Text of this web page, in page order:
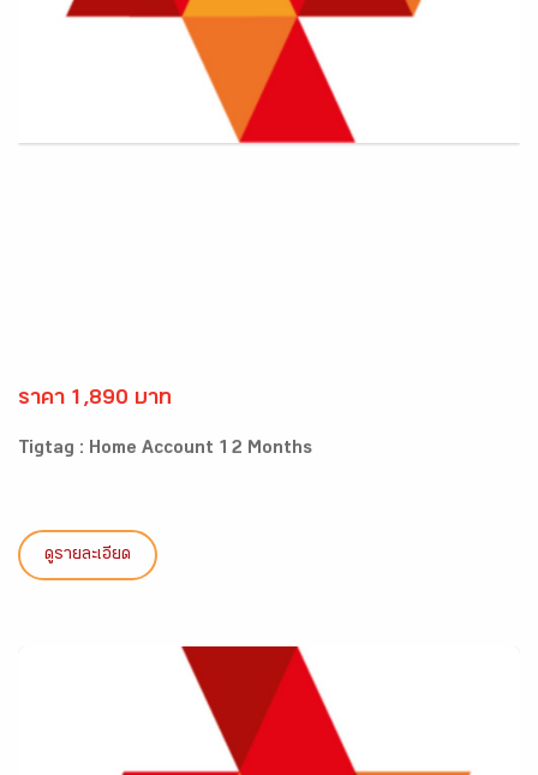
ราคา 1,890 บาท
Tigtag : Home Account 12 Months
ดูรายละเอียด